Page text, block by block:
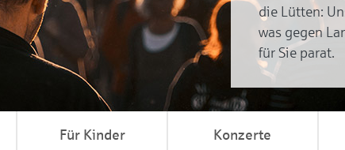
die Lütten:
was gegen
für Sie parat.
Für Kinder Konzerte